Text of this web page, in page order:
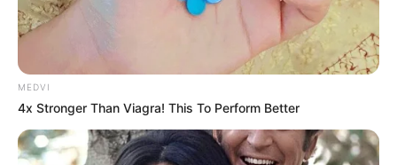
MEDVI
4x Stronger Than Viagra! This To Perform Better